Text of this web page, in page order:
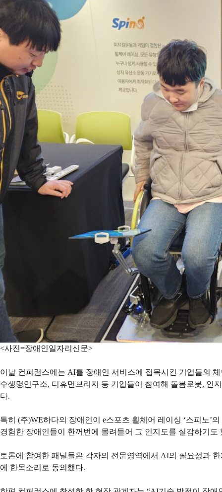
<사진=장애인일자리신문>
이날 컨퍼런스에는 AI를 장애인 서비스에 접목시킨 기업들의
수생명연구소, 디휴먼브리지 등 기업들이 참여해 돌봄로봇, 인
다.
특히 (주)WE하다의 장애인이 e스포츠 휠체어 레이싱 ‘스피노’
경험한 장애인들이 한꺼번에 몰려들어 그 인지도를 실감하기도
토론에 참여한 패널들은 각자의 전문영역에서 AI의 필요성과
에 한목소리로 동의했다.